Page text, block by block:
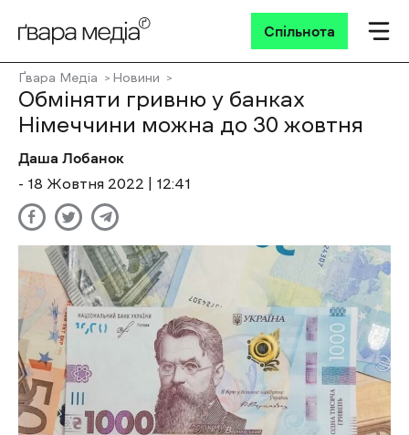
Спільнота
Ґвара Медіа Новини
Обміняти гривню у банках
Німеччини можна до 30 жовтня
Даша Лобанок
- 18 Жовтня 2022 | 12:41